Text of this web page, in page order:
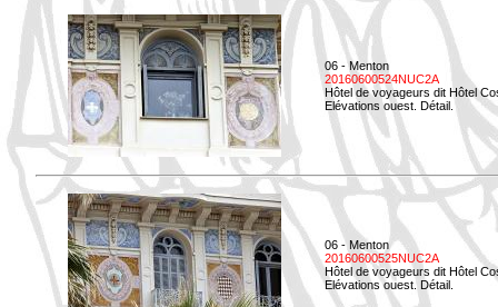
06 - Menton
20160600524NUC2A
Hôtel de voyageurs dit Hôtel
Elévations ouest. Détail.
06 - Menton
20160600525NUC2A
Hôtel de voyageurs dit Hôtel
Elévations ouest. Détail.